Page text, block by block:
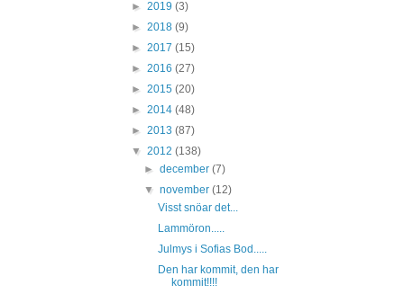
► 2019 (3)
► 2018 (9)
► 2017 (15)
► 2016 (27)
► 2015 (20)
► 2014 (48)
► 2013 (87)
▼ 2012 (138)
►december(7)
▼november(12)
Visst snöar det...
Lammöron.....
Julmys i Sofias Bod.....
Den har kommit, den har
kommit!!!!